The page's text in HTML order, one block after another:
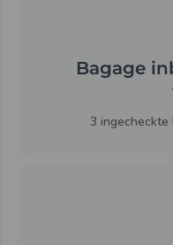
Bagage
3 ingecheckte